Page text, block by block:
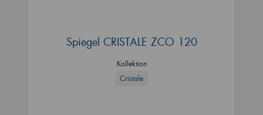
Spiegel CRISTALE ZCO 120
Kollektion
Cristale